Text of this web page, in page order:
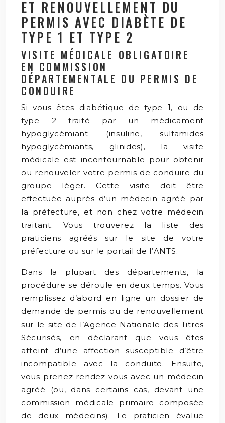
ET RENOUVELLEMENT DU
PERMIS AVEC DIABÈTE DE
TYPE 1 ET TYPE 2
VISITE MÉDICALE OBLIGATOIRE
EN COMMISSION
DÉPARTEMENTALE DU PERMIS DE
CONDUIRE
Si vous êtes diabétique de type 1, ou de
type 2 traité par un médicament
hypoglycémiant (insuline, sulfamides
hypoglycémiants, glinides), la visite
médicale est incontournable pour obtenir
ou renouveler votre permis de conduire du
groupe léger. Cette visite doit être
effectuée auprès d’un médecin agréé par
la préfecture, et non chez votre médecin
traitant. Vous trouverez la liste des
praticiens agréés sur le site de votre
préfecture ou sur le portail de l’ANTS.
Dans la plupart des départements, la
procédure se déroule en deux temps. Vous
remplissez d’abord en ligne un dossier de
demande de permis ou de renouvellement
sur le site de l’Agence Nationale des Titres
Sécurisés, en déclarant que vous êtes
atteint d’une affection susceptible d’être
incompatible avec la conduite. Ensuite,
vous prenez rendez-vous avec un médecin
agréé (ou, dans certains cas, devant une
commission médicale primaire composée
de deux médecins). Le praticien évalue